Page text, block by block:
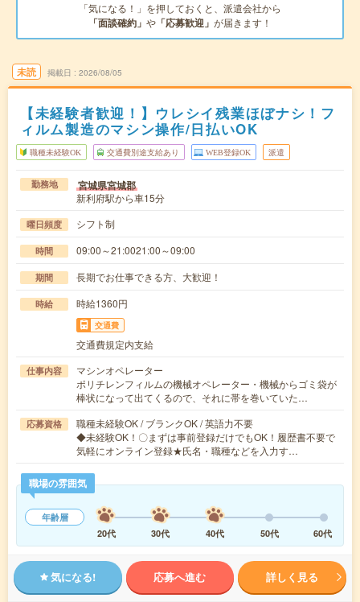
「気になる！」を押しておくと、派遣会社から
「面談確約」 や 「応募歓迎」 が届きます！
未読 掲載日 2026/08/05
【未経験者歓迎！】ウレシイ残業ほぼナシ！フ
ィルム製造のマシン操作/日払いOK
職種未経験OK 交通費別途支給あり WEB登録OK 派遣
勤務地 宮城県宮城郡
新利府駅から車15分
曜日頻度 シフト制
時間 09:00～21:0021:00～09:00
期間 長期でお仕事できる方、大歓迎！
時給 時給1360円
交通費
交通費規定内支給
仕事内容
マシンオペレーター
ポリチレンフィルムの機械オペレーター・機械からゴミ袋が
棒状になって出てくるので、それに帯を巻いていた…
応募資格
職種未経験OK / ブランクOK / 英語力不要
◆未経験OK！〇まずは事前登録だけでもOK！履歴書不要で
気軽にオンライン登録★氏名・職種などを入力す…
職場の雰囲気
年齢層
20代
30代 40代 50代 60代
気になる! 応募へ進む 詳しく見る